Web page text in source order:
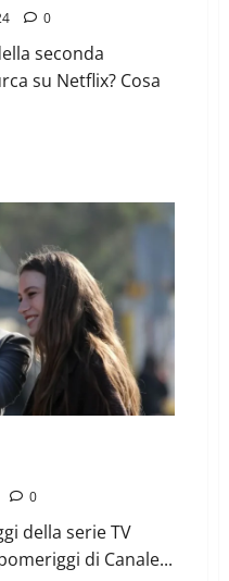
0
seconda
su Netflix? Cosa
0
della serie TV
di Canale...